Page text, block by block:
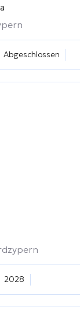
Abgeschlossen
2028